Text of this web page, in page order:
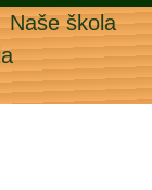
Naše škola